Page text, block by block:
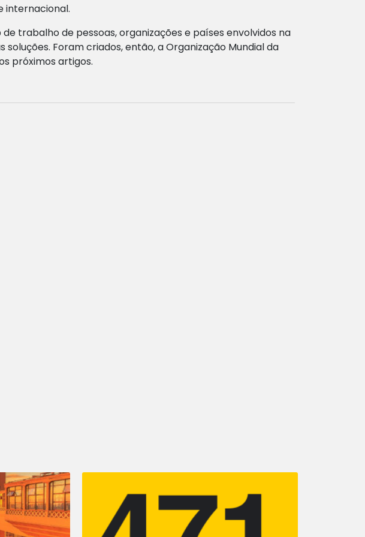
internacional.
trabalho de pessoas, organizações e países envolvidos na
Foram criados, então, a Organização Mundial da
próximos artigos.